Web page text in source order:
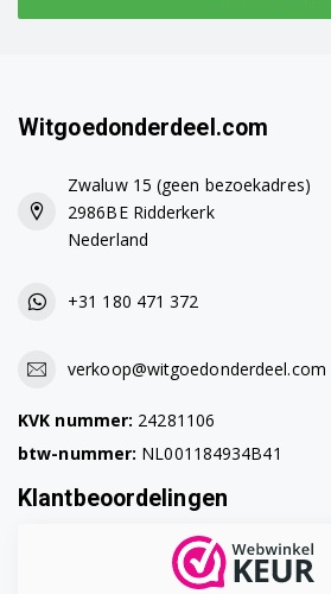
EC685W 0132106182
EC695.BK 0132106172
EC695.M 0132106171
EC785.AZ 0132106226
EC785.AZ 0132106241
EC785.AZ 0132106243
Witgoedonderdeel.com
Zwaluw 15 (geen bezoekadres)
2986BE Ridderkerk
Nederland
+31 180 471 372
verkoop@witgoedonderdeel.com
KVK nummer: 24281106
btw-nummer: NL001184934B41
Klantbeoordelingen